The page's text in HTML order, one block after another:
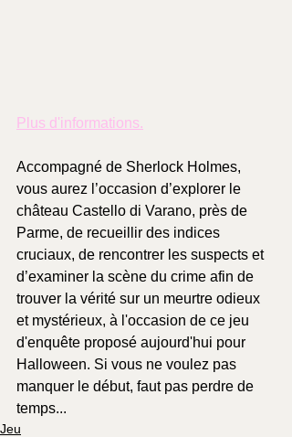
Plus d'informations.
Accompagné de Sherlock Holmes,
vous aurez l’occasion d’explorer le
château Castello di Varano, près de
Parme, de recueillir des indices
cruciaux, de rencontrer les suspects et
d’examiner la scène du crime afin de
trouver la vérité sur un meurtre odieux
et mystérieux, à l'occasion de ce jeu
d'enquête proposé aujourd'hui pour
Halloween. Si vous ne voulez pas
manquer le début, faut pas perdre de
temps...
Jeu